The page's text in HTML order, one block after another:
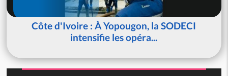
Côte d'Ivoire : À Yopougon, la SODECI
intensifie les opéra...